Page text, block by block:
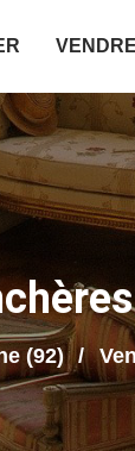
VENDRE
(92)